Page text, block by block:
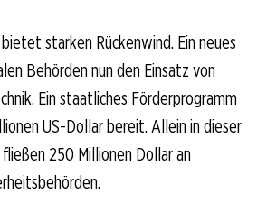
starken Rückenwind. Ein neues
Behörden nun den Einsatz von
Ein staatliches Förderprogramm
US-Dollar bereit. Allein in dieser
250 Millionen Dollar an